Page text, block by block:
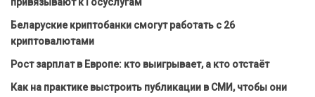
привязывают к Госуслугам
Беларуские криптобанки смогут работать с 26
криптовалютами
Рост зарплат в Европе: кто выигрывает, а кто отстаёт
Как на практике выстроить публикации в СМИ, чтобы они